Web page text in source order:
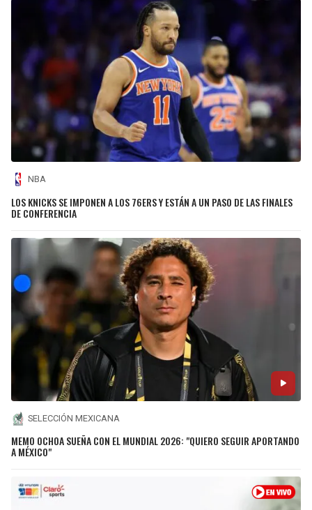
NBA
LOS KNICKS SE IMPONEN A LOS 76ERS Y ESTÁN A UN PASO DE LAS FINALES
DE CONFERENCIA
SELECCIÓN MEXICANA
MEMO OCHOA SUEÑA CON EL MUNDIAL 2026: "QUIERO SEGUIR APORTANDO
A MÉXICO"